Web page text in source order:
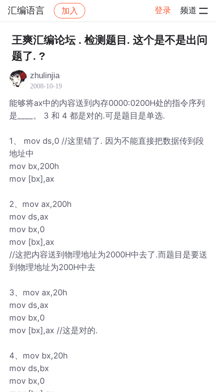
汇编语言 加入 登录 频道
社区 汇编语言 帖子详情
王爽汇编论坛 . 检测题目. 这个是不是出问
题了. ?
zhulinjia
2008-10-19
能够将ax中的内容送到内存0000:0200H处的指令序列
是____。 3 和 4 都是对的.可是题目是单选.
1、 mov ds,0 //这里错了. 因为不能直接把数据传到段
地址中
mov bx,200h
mov [bx],ax
2、mov ax,200h
mov ds,ax
mov bx,0
mov [bx],ax
//这把内容送到物理地址为2000H中去了.而题目是要送
到物理地址为200H中去
3、mov ax,20h
mov ds,ax
mov bx,0
mov [bx],ax //这是对的.
4、mov bx,20h
mov ds,bx
mov bx,0